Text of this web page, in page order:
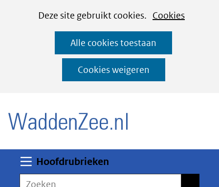
CookiesDeze site gebruikt cookies. Cookies
deze
worden
toegestaan
Alle cookies toestaan
Cookies weigeren
Ga
naar
de
inhoud
Hoofdrubrieken
Zoeken